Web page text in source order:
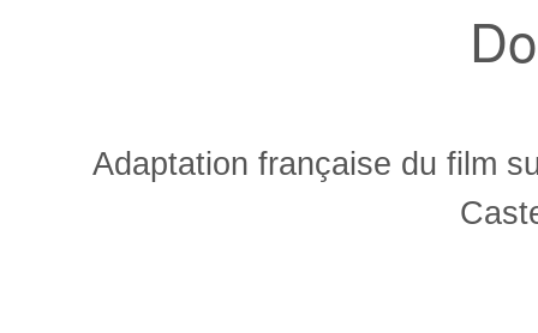
Adaptation française du film